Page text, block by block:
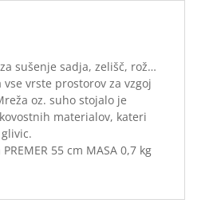
sušenje sadja, zelišč, rož…
vse vrste prostorov za vzgoj
oz. suho stojalo je
materialov, kateri
55 cm MASA 0,7 kg